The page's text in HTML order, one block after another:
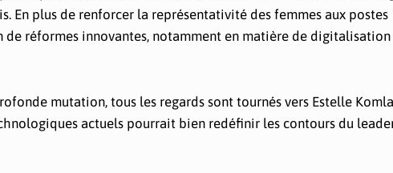
En plus de renforcer la représentativité des femmes aux postes
réformes innovantes, notamment en matière de
mutation, tous les regards sont tournés vers Estelle
actuels pourrait bien redéfinir les contours du